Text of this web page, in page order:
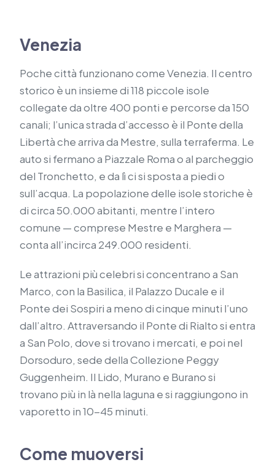
Venezia
Poche città funzionano come Venezia. Il centro
storico è un insieme di 118 piccole isole
collegate da oltre 400 ponti e percorse da 150
canali; l’unica strada d’accesso è il Ponte della
Libertà che arriva da Mestre, sulla terraferma. Le
auto si fermano a Piazzale Roma o al parcheggio
del Tronchetto, e da lì ci si sposta a piedi o
sull’acqua. La popolazione delle isole storiche è
di circa 50.000 abitanti, mentre l’intero
comune — comprese Mestre e Marghera —
conta all’incirca 249.000 residenti.
Le attrazioni più celebri si concentrano a San
Marco, con la Basilica, il Palazzo Ducale e il
Ponte dei Sospiri a meno di cinque minuti l’uno
dall’altro. Attraversando il Ponte di Rialto si entra
a San Polo, dove si trovano i mercati, e poi nel
Dorsoduro, sede della Collezione Peggy
Guggenheim. Il Lido, Murano e Burano si
trovano più in là nella laguna e si raggiungono in
vaporetto in 10-45 minuti.
Come muoversi